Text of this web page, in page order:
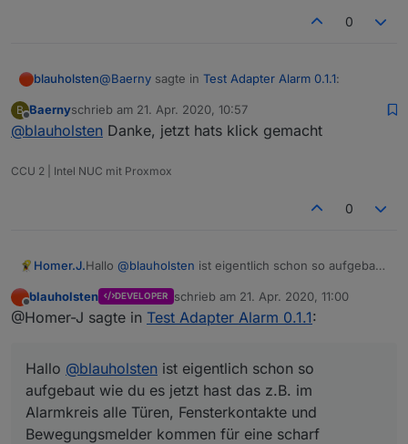
0
blauholsten@Baerny sagte in Test Adapter Alarm 0.1.1:
@blauholsten die Möglichkeit per script ein
nur warum du im Adapter dann eine
B
Offline
Baernyschrieb am 21. Apr. 2020, 10:57
zuletzt editiert von
@blauholsten Danke, jetzt hats klick gemacht
CCU 2 | Intel NUC mit Proxmox
0
Homer.J.Hallo @blauholsten ist eigentlich schon so aufgebaut
Fensterkontakte und Bewegungsmelder kommen für
eine scharf Schaltung bei Abwesenheit, und einen
Türkontakte reinkommen, wenn dann z.B. ein
Fenster geöffnet wird soll die Innensirene auslösen
oder was auch immer.
Hoffe hab es jetzt verständlich geschrieben.
Grüße
Offline
blauholsten DEVELOPER schrieb am 21. Apr. 2020, 11:00
zuletzt editiert von
@Homer-J sagte in Test Adapter Alarm 0.1.1:
Hallo @blauholsten ist eigentlich schon so
aufgebaut wie du es jetzt hast das z.B. im
Alarmkreis alle Türen, Fensterkontakte und
Bewegungsmelder kommen für eine scharf